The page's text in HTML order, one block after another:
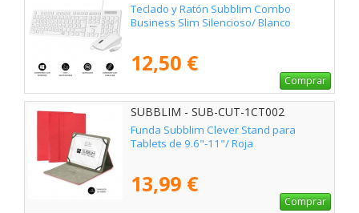
Teclado y Ratón Subblim Combo
Business Slim Silencioso/ Blanco
12,50 €
Comprar
SUBBLIM - SUB-CUT-1CT002
Funda Subblim Clever Stand para
Tablets de 9.6"-11"/ Roja
13,99 €
Comprar